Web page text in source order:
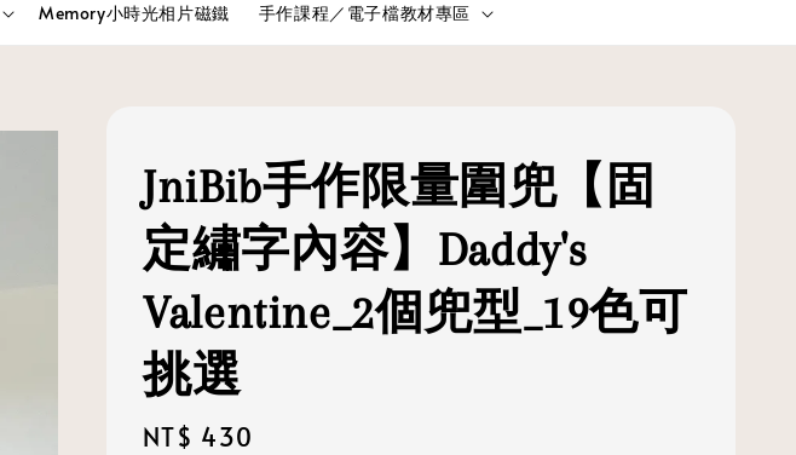
Memory小時光相片磁鐵 手作課程／電子檔教材專區
JniBib手作限量圍兜【固
定繡字內容】Daddy's
Valentine_2個兜型_19色可
挑選
Regular
NT$ 430